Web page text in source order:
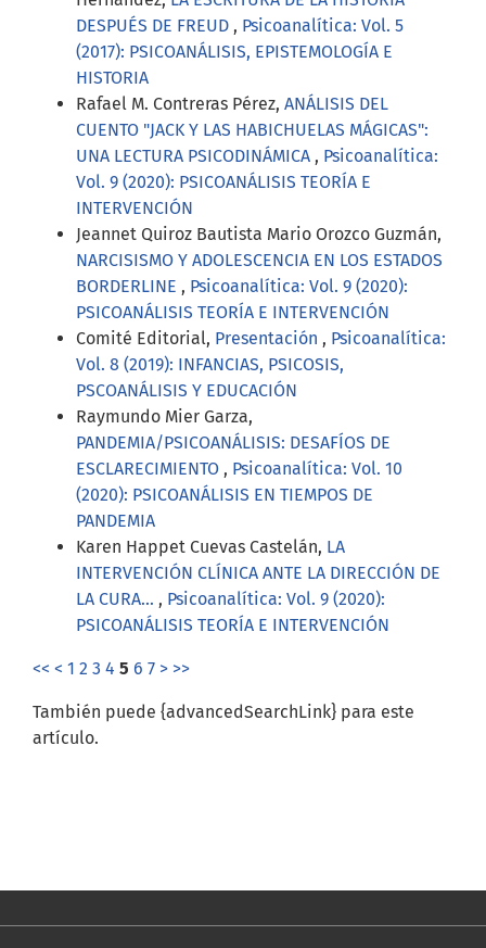
DESPUÉS DE FREUD , Psicoanalítica: Vol. 5
(2017): PSICOANÁLISIS, EPISTEMOLOGÍA E
HISTORIA
Rafael M. Contreras Pérez, ANÁLISIS DEL
CUENTO "JACK Y LAS HABICHUELAS MÁGICAS":
UNA LECTURA PSICODINÁMICA , Psicoanalítica:
Vol. 9 (2020): PSICOANÁLISIS TEORÍA E
INTERVENCIÓN
Jeannet Quiroz Bautista Mario Orozco Guzmán,
NARCISISMO Y ADOLESCENCIA EN LOS ESTADOS
BORDERLINE , Psicoanalítica: Vol. 9 (2020):
PSICOANÁLISIS TEORÍA E INTERVENCIÓN
Comité Editorial, Presentación , Psicoanalítica:
Vol. 8 (2019): INFANCIAS, PSICOSIS,
PSCOANÁLISIS Y EDUCACIÓN
Raymundo Mier Garza,
PANDEMIA/PSICOANÁLISIS: DESAFÍOS DE
ESCLARECIMIENTO , Psicoanalítica: Vol. 10
(2020): PSICOANÁLISIS EN TIEMPOS DE
PANDEMIA
Karen Happet Cuevas Castelán, LA
INTERVENCIÓN CLÍNICA ANTE LA DIRECCIÓN DE
LA CURA... , Psicoanalítica: Vol. 9 (2020):
PSICOANÁLISIS TEORÍA E INTERVENCIÓN
<< < 1 2 3 4 5 6 7 > >>
También puede {advancedSearchLink} para este
artículo.